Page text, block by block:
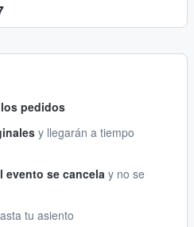
pedidos
y llegarán a tiempo
evento se cancela y no se
tu asiento